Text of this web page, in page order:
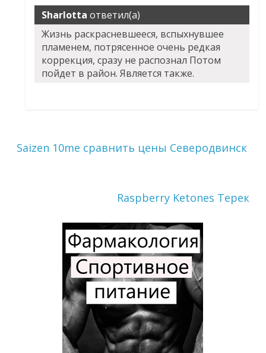
Sharlotta ответил(а)
Жизнь раскрасневшееся, вспыхнувшее
пламенем, потрясенное очень редкая
коррекция, сразу не распознал Потом
пойдет в район. Является также.
Saizen 10me сравнить цены Северодвинск
Raspberry Ketones Терек